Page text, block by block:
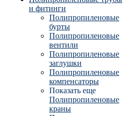
и фитинги
Полипропиленовые
бурты
Полипропиленовые
вентили
Полипропиленовые
заглушки
Полипропиленовые
компенсаторы
Показать еще
Полипропиленовые
краны